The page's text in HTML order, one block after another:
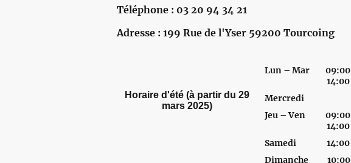
Téléphone : 03 20 94 34 21
Adresse : 199 Rue de l'Yser 59200 Tourcoing
Lun – Mar 09:00
14:00
Mercredi
Jeu –Ven 09:00
14:00
Samedi
14:00
Dimanche
10:00
Horaire d'été (à partir du 29
mars 2025)